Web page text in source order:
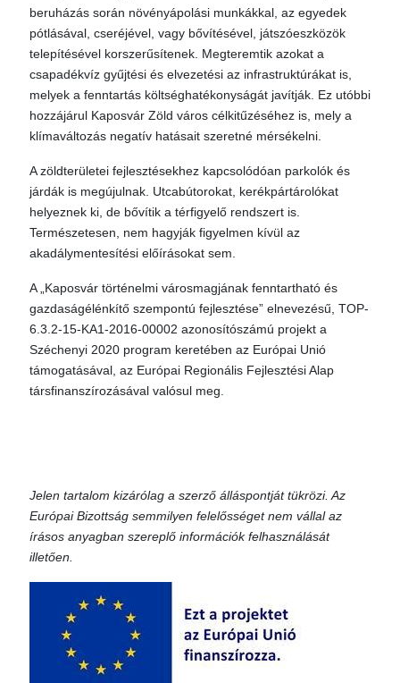
beruházás során növényápolási munkákkal, az egyedek
pótlásával, cseréjével, vagy bővítésével, játszóeszközök
telepítésével korszerűsítenek. Megteremtik azokat a
csapadékvíz gyűjtési és elvezetési az infrastruktúrákat is,
melyek a fenntartás költséghatékonyságát javítják. Ez utóbbi
hozzájárul Kaposvár Zöld város célkitűzéséhez is, mely a
klímaváltozás negatív hatásait szeretné mérsékelni.
A zöldterületei fejlesztésekhez kapcsolódóan parkolók és
járdák is megújulnak. Utcabútorokat, kerékpártárolókat
helyeznek ki, de bővítik a térfigyelő rendszert is.
Természetesen, nem hagyják figyelmen kívül az
akadálymentesítési előírásokat sem.
A „Kaposvár történelmi városmagjának fenntartható és
gazdaságélénkítő szempontú fejlesztése” elnevezésű, TOP-
6.3.2-15-KA1-2016-00002 azonosítószámú projekt a
Széchenyi 2020 program keretében az Európai Unió
támogatásával, az Európai Regionális Fejlesztési Alap
társfinanszírozásával valósul meg.
Jelen tartalom kizárólag a szerző álláspontját tükrözi. Az
Európai Bizottság semmilyen felelősséget nem vállal az
írásos anyagban szereplő információk felhasználását
illetően.